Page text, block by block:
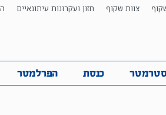
צוות שקוף חזון ועקרונות עיתונאיים
כנסת הפרלמטר
מיניסטרמטר כנסת